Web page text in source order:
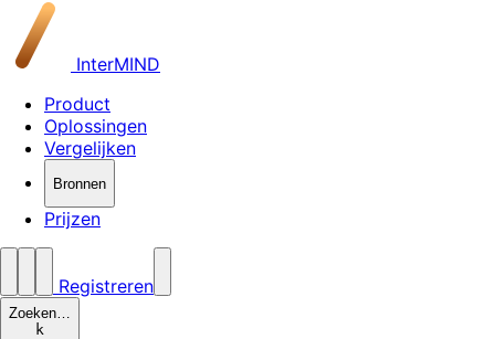
InterMIND
Product
Oplossingen
Vergelijken
Bronnen
Prijzen
Registreren
Zoeken…
k